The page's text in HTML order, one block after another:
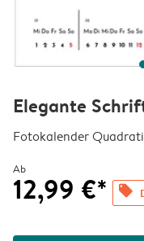
Elegante
Fotokalender
Ab
12,99 €* offers